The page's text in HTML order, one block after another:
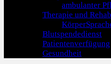
ambulanter
Therapie und
Blutspendedienst
Patientenverfügung
Gesundheit